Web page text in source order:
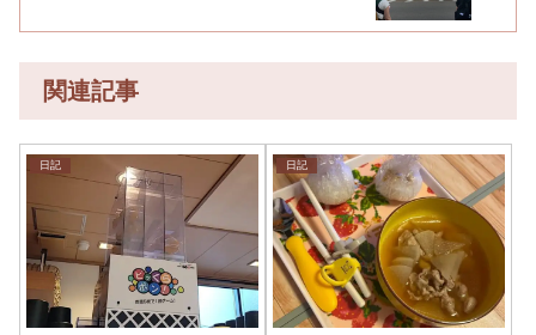
関連記事
日記 日記